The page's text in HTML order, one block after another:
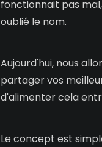
fonctionnait pas
oublié le nom.
Aujourd'hui, nous
partager vos
d'alimenter cela
Le concept est